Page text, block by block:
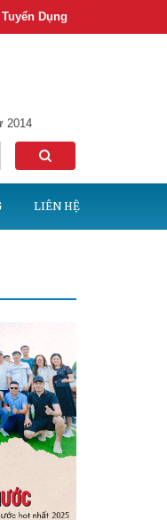
Tuyển Dụng
2014
LIÊN HỆ